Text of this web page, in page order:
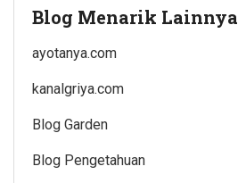
Blog Menarik Lainnya
ayotanya.com
kanalgriya.com
Blog Garden
Blog Pengetahuan